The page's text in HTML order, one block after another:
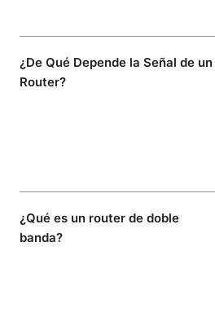
¿De Qué Depende la Señal de un
Router?
¿Qué es un router de doble
banda?